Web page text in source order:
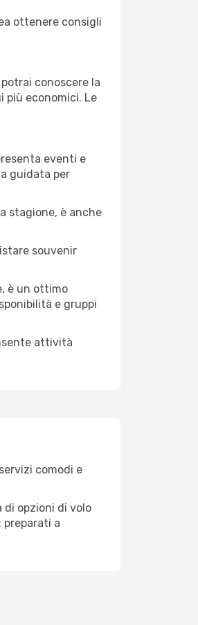
ottenere consigli
conoscere la
più economici. Le
eventi e
guidata per
stagione, è anche
souvenir
è un ottimo
e gruppi
attività
comodi e
di opzioni di volo
preparati a